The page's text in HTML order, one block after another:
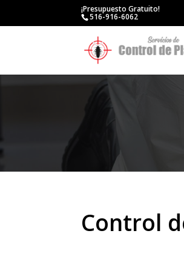
¡Presupuesto Gratuito!
516-916-6062
Control